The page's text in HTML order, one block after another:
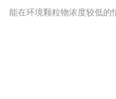
能在环境颗粒物浓度较低的
.653-2013《环境空气颗粒